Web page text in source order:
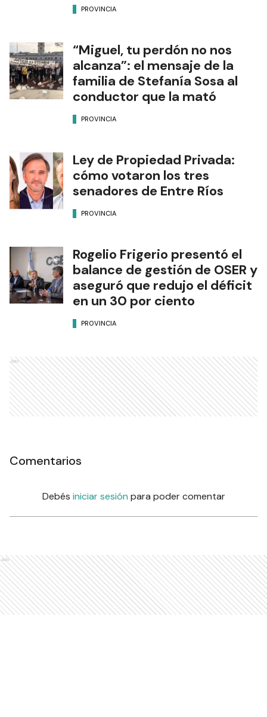
PROVINCIA
“Miguel, tu perdón no nos
alcanza”: el mensaje de la
familia de Stefanía Sosa al
conductor que la mató
PROVINCIA
Ley de Propiedad Privada:
cómo votaron los tres
senadores de Entre Ríos
PROVINCIA
Rogelio Frigerio presentó el
balance de gestión de OSER y
aseguró que redujo el déficit
en un 30 por ciento
PROVINCIA
Ads
Comentarios
Debés iniciar sesión para poder comentar
Ads